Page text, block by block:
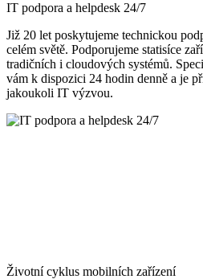
IT podpora a helpdesk 24/7
Již 20 let poskytujeme technickou
celém světě. Podporujeme statisíce
tradičních i cloudových systémů.
vám k dispozici 24 hodin denně a je
jakoukoli IT výzvou.
Životní cyklus mobilních zařízení